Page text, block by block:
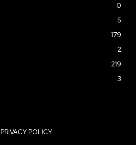
0
5
179
2
219
3
PRIVACY POLICY